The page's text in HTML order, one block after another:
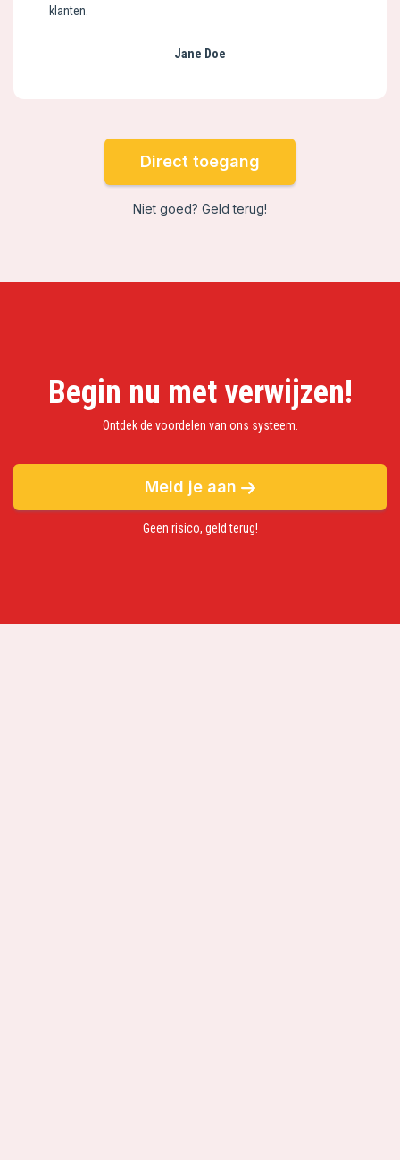
klanten.
Jane Doe
Direct toegang
Niet goed? Geld terug!
Begin nu met verwijzen!
Ontdek de voordelen van ons systeem.
Meld je aan
Geen risico, geld terug!